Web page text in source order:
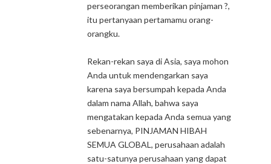
perseorangan memberikan pinjaman ?,
itu pertanyaan pertamamu orang-
orangku.
Rekan-rekan saya di Asia, saya mohon
Anda untuk mendengarkan saya
karena saya bersumpah kepada Anda
dalam nama Allah, bahwa saya
mengatakan kepada Anda semua yang
sebenarnya, PINJAMAN HIBAH
SEMUA GLOBAL, perusahaan adalah
satu-satunya perusahaan yang dapat